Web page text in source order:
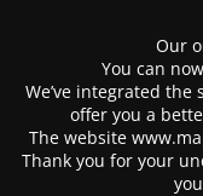
Our
You can
We’ve integrated
offer you a
The website
Thank you for your